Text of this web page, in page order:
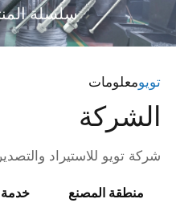
سلسلة
تويومعلومات
الشركة
شركة تويو للاستيراد والتصدير
منطقة المصنع خدمة